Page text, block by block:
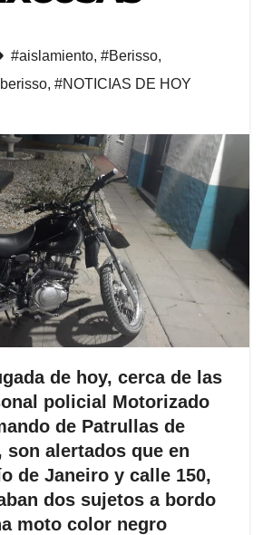
#aislamiento, #Berisso,
, #NOTICIAS DE HOY
de hoy, cerca de las
policial Motorizado
de Patrullas de
son alertados que en
de Janeiro y calle 150,
dos sujetos a bordo
moto color negro